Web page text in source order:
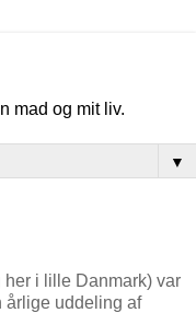
mad og mit liv.
▼
i lille Danmark) var
årlige uddeling af